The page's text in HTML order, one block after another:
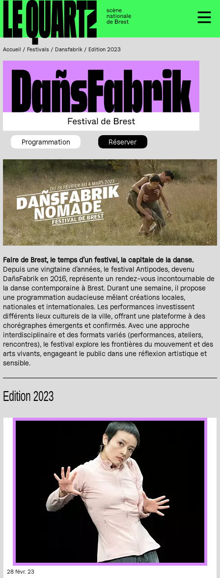
Panneau de gestion des cookies
Accueil
Menu
Accueil / Festivals / Dansfabrik / Edition 2023
Programmation Réserver
Faire de Brest, le temps d’un festival, la capitale de la danse.
Depuis une vingtaine d’années, le festival Antipodes, devenu
DañsFabrik en 2016, représente un rendez-vous incontournable de
la danse contemporaine à Brest. Durant une semaine, il propose
une programmation audacieuse mêlant créations locales,
nationales et internationales. Les performances investissent
différents lieux culturels de la ville, offrant une plateforme à des
chorégraphes émergents et confirmés. Avec une approche
interdisciplinaire et des formats variés (performances, ateliers,
rencontres), le festival explore les frontières du mouvement et des
arts vivants, engageant le public dans une réflexion artistique et
sensible.
Edition 2023
28 févr. 23